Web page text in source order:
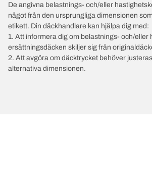
De angivna belastnings- och/eller
något från den ursprungliga dimensionen
etikett. Din däckhandlare kan hjälpa dig med:
1. Att informera dig om belastnings- och/eller
ersättningsdäcken skiljer sig från
2. Att avgöra om däcktrycket behöver
alternativa dimensionen.